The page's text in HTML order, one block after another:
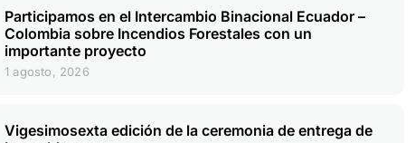
Participamos en el Intercambio Binacional Ecuador –
Colombia sobre Incendios Forestales con un
importante proyecto
1 agosto, 2026
Vigesimosexta edición de la ceremonia de entrega de